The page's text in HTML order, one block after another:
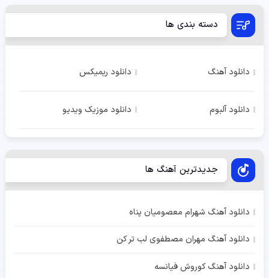
دسته بندی ها
دانلود آهنگ دانلود ریمیکس
دانلود آلبوم دانلود موزیک ویدیو
جدیدترین آهنگ ها
دانلود آهنگ شهرام معصومیان پناه
دانلود آهنگ مهران مصطفوی لب تر کن
دانلود آهنگ کوروش فیانسه